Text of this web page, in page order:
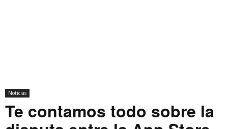
Noticias
Te contamos todo sobre la